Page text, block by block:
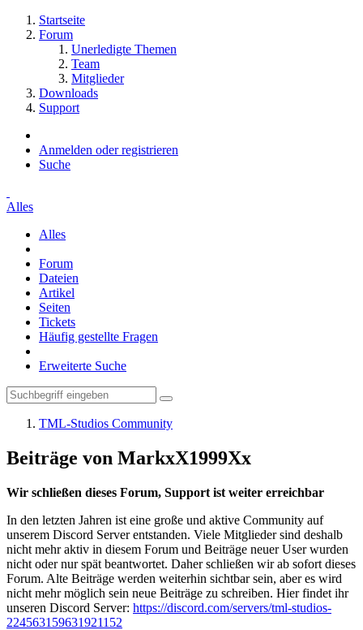
Startseite
Forum
Unerledigte Themen
Team
Mitglieder
Downloads
Support
Anmelden oder registrieren
Suche
Alles
Alles
Forum
Dateien
Artikel
Seiten
Tickets
Häufig gestellte Fragen
Erweiterte Suche
TML-Studios Community
Beiträge von MarkxX1999Xx
Wir schließen dieses Forum, Support ist weiter erreichbar
In den letzten Jahren ist eine große und aktive Community auf
unserem Discord Server entstanden. Viele Mitglieder sind deshalb
nicht mehr aktiv in diesem Forum und Beiträge neuer User wurden
nicht oder nur spät beantwortet. Daher schließen wir ab sofort dieses
Forum. Alte Beiträge werden weiterhin sichtbar sein, aber es wird
nicht mehr möglich sein neue Beiträge zu schreiben. Hier findet ihr
unseren Discord Server: https://discord.com/servers/tml-studios-
224563159631921152